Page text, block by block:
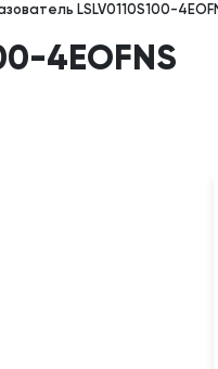
LSLV0110S100-
4EOFNS